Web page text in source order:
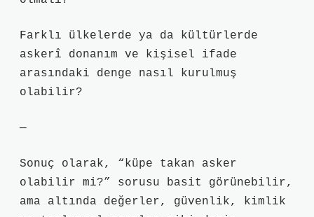
Farklı ülkelerde ya da kültürlerde
askerî donanım ve kişisel ifade
arasındaki denge nasıl kurulmuş
olabilir?
—
Sonuç olarak, “küpe takan asker
olabilir mi?” sorusu basit görünebilir,
ama altında değerler, güvenlik, kimlik